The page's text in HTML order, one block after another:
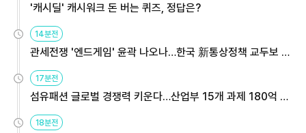
'캐시딜' 캐시워크 돈 버는 퀴즈, 정답은?
14분전
관세전쟁 '엔드게임' 윤곽 나오나…한국 新통상정책 교두보 활
17분전
섬유패션 글로벌 경쟁력 키운다…산업부 15개 과제 180억 지
18분전